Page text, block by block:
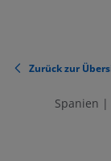
Zurück zur
Spanien |